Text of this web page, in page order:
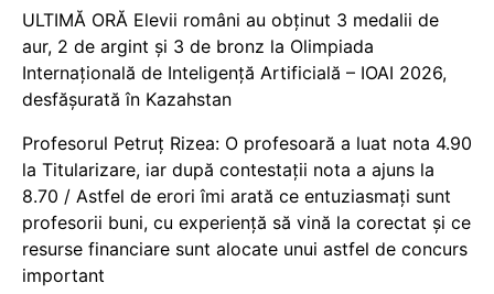
ULTIMĂ ORĂ Elevii români au obținut 3 medalii de
aur, 2 de argint și 3 de bronz la Olimpiada
Internațională de Inteligență Artificială – IOAI 2026,
desfășurată în Kazahstan
Profesorul Petruț Rizea: O profesoară a luat nota 4.90
la Titularizare, iar după contestații nota a ajuns la
8.70 / Astfel de erori îmi arată ce entuziasmați sunt
profesorii buni, cu experiență să vină la corectat și ce
resurse financiare sunt alocate unui astfel de concurs
important